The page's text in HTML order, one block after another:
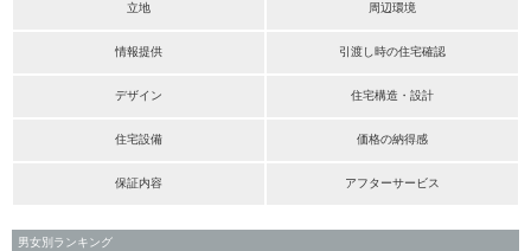
立地 周辺環境
情報提供 引渡し時の住宅確認
デザイン 住宅構造・設計
住宅設備 価格の納得感
保証内容 アフターサービス
男女別ランキング